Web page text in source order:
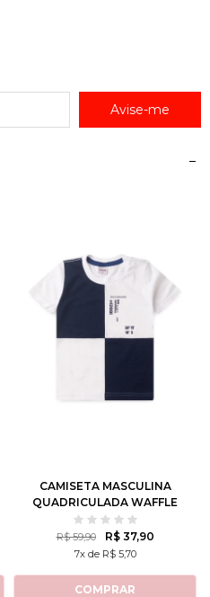
Avise-me
CAMISETA MASCULINA
QUADRICULADA WAFFLE
R$ 59,90 R$ 37,90
7x de R$ 5,70
COMPRAR